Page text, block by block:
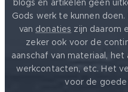
blogs en artikelen geen
Gods werk te kunnen
van donaties zijn daarom
zeker ook voor de
aanschaf van materiaal,
werkcontacten, etc. Het
voor de goede